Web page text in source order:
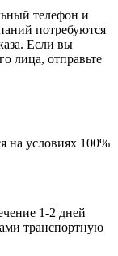
телефон и
потребуются
Если вы
лица, отправьте
на условиях 100%
1-2 дней
транспортную